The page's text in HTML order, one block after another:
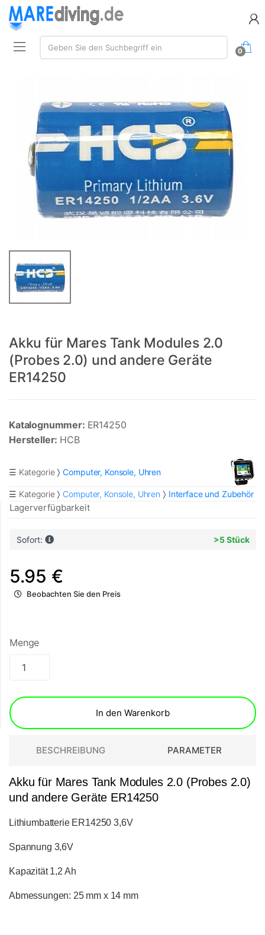
Suche:
Geben Sie den Suchbegriff ein
0
Akku für Mares Tank Modules 2.0
(Probes 2.0) und andere Geräte
ER14250
Katalognummer: ER14250
Hersteller: HCB
☰ Kategorie Computer, Konsole, Uhren
☰ Kategorie Computer, Konsole, Uhren Interface und Zubehör
Lagerverfügbarkeit
Sofort: >5 Stück
5.95 €
Beobachten Sie den Preis
Menge
In den Warenkorb
BESCHREIBUNG PARAMETER
Akku für Mares Tank Modules 2.0 (Probes 2.0)
und andere Geräte ER14250
Lithiumbatterie ER14250 3,6V
Spannung 3,6V
Kapazität 1,2 Ah
Abmessungen: 25 mm x 14 mm